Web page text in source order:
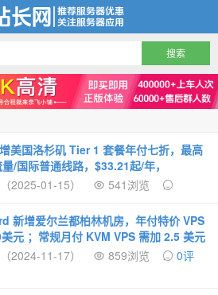
美国洛杉矶 Tier 1 套餐年付七折，最高
/国际普通线路，$33.21起/年，
2025-01-15）
541浏览
新增爱尔兰都柏林机房，年付特价 VPS
元 ；常规月付 KVM VPS 需加 2.5 美元
2024-11-17）
859浏览
0评